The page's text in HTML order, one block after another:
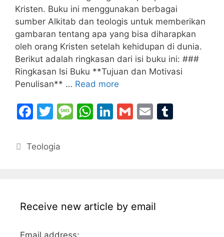
Kristen. Buku ini menggunakan berbagai
sumber Alkitab dan teologis untuk memberikan
gambaran tentang apa yang bisa diharapkan
oleh orang Kristen setelah kehidupan di dunia.
Berikut adalah ringkasan dari isi buku ini: ###
Ringkasan Isi Buku **Tujuan dan Motivasi
Penulisan** … Read more
F
c
o
T
itt
M
e
W
p
Li G
E
Categories
Teologia
Receive new article by email
Email address: